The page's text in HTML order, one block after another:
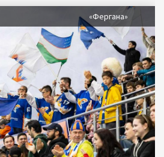
«Фергана»